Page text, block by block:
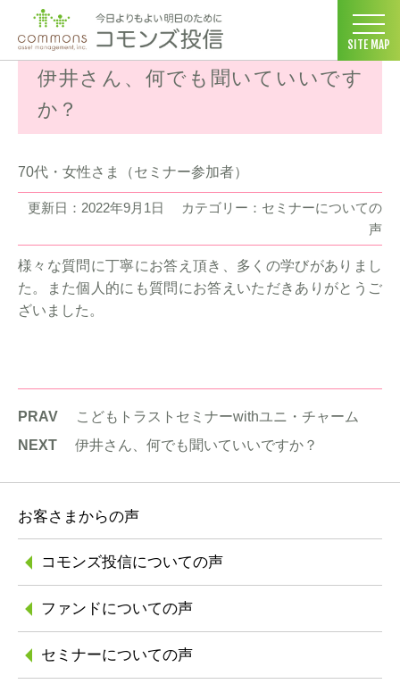
SITE MAP
コモンズ投信 ホーム >お客様の声 > >伊井
伊井さん、何でも聞いていいです
か？
70代・女性さま（セミナー参加者）
更新日：2022年9月1日
カテゴリー：セミナーについての
声
様々な質問に丁寧にお答え頂き、多くの学びがありまし
た。また個人的にも質問にお答えいただきありがとうご
ざいました。
PRAV
こどもトラストセミナーwithユニ・チャーム
NEXT
伊井さん、何でも聞いていいですか？
お客さまからの声
コモンズ投信についての声
ファンドについての声
セミナーについての声